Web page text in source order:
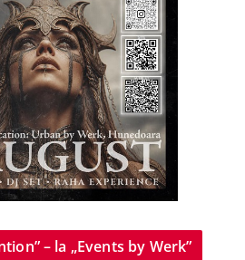
– la „Events by Werk”